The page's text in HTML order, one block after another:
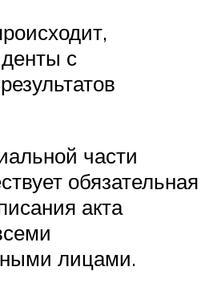
с
части
обязательная
акта
лицами.